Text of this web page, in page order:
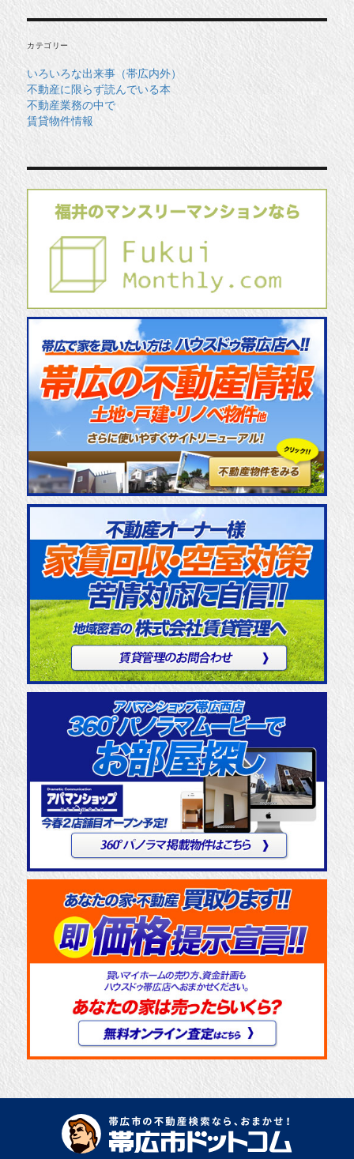
イ
カテゴリー
いろいろな出来事（帯広内外）
不動産に限らず読んでいる本
不動産業務の中で
賃貸物件情報